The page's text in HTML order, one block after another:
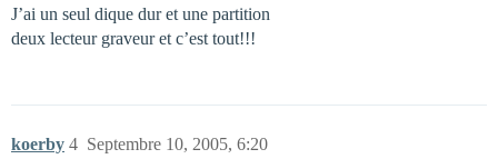
J’ai un seul dique dur et une partition
deux lecteur graveur et c’est tout!!!
koerby Septembre 10, 2005, 6:20
4